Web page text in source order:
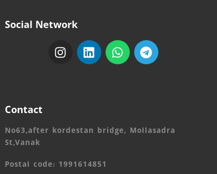
Social Network
Contact
No63,after kordestan bridge, Mollasadra
St,Vanak
Postal code: 1991614851